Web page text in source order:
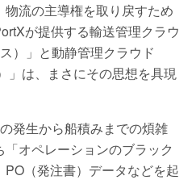
流の主導権を取り戻すため
が提供する輸送管理クラウ
）」と動静管理クラウド
」は、まさにその思想を具現
発生から船積みまでの煩雑
オペレーションのブラック
（発注書）データなどを起